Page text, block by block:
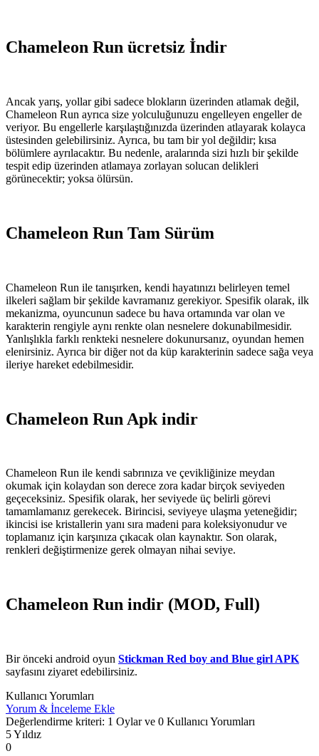
Chameleon Run ücretsiz İndir
Ancak yarış, yollar gibi sadece blokların üzerinden atlamak değil,
Chameleon Run ayrıca size yolculuğunuzu engelleyen engeller de
veriyor. Bu engellerle karşılaştığınızda üzerinden atlayarak kolayca
üstesinden gelebilirsiniz. Ayrıca, bu tam bir yol değildir; kısa
bölümlere ayrılacaktır. Bu nedenle, aralarında sizi hızlı bir şekilde
tespit edip üzerinden atlamaya zorlayan solucan delikleri
görünecektir; yoksa ölürsün.
Chameleon Run Tam Sürüm
Chameleon Run ile tanışırken, kendi hayatınızı belirleyen temel
ilkeleri sağlam bir şekilde kavramanız gerekiyor. Spesifik olarak, ilk
mekanizma, oyuncunun sadece bu hava ortamında var olan ve
karakterin rengiyle aynı renkte olan nesnelere dokunabilmesidir.
Yanlışlıkla farklı renkteki nesnelere dokunursanız, oyundan hemen
elenirsiniz. Ayrıca bir diğer not da küp karakterinin sadece sağa veya
ileriye hareket edebilmesidir.
Chameleon Run Apk indir
Chameleon Run ile kendi sabrınıza ve çevikliğinize meydan
okumak için kolaydan son derece zora kadar birçok seviyeden
geçeceksiniz. Spesifik olarak, her seviyede üç belirli görevi
tamamlamanız gerekecek. Birincisi, seviyeye ulaşma yeteneğidir;
ikincisi ise kristallerin yanı sıra madeni para koleksiyonudur ve
toplamanız için karşınıza çıkacak olan kaynaktır. Son olarak,
renkleri değiştirmenize gerek olmayan nihai seviye.
Chameleon Run indir (MOD, Full)
Bir önceki android oyun Stickman Red boy and Blue girl APK
sayfasını ziyaret edebilirsiniz.
Kullanıcı Yorumları
Yorum & İnceleme Ekle
Değerlendirme kriteri: 1 Oylar ve 0 Kullanıcı Yorumları
5 Yıldız
0